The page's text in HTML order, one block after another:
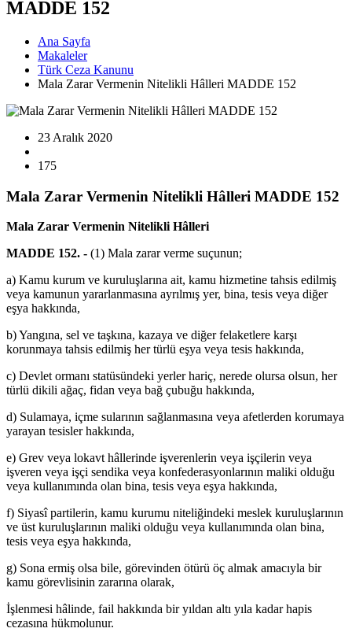
MADDE 152
Ana Sayfa
Makaleler
Türk Ceza Kanunu
Mala Zarar Vermenin Nitelikli Hâlleri MADDE 152
23 Aralık 2020
175
Mala Zarar Vermenin Nitelikli Hâlleri MADDE 152
Mala Zarar Vermenin Nitelikli Hâlleri
MADDE 152. - (1) Mala zarar verme suçunun;
a) Kamu kurum ve kuruluşlarına ait, kamu hizmetine tahsis edilmiş
veya kamunun yararlanmasına ayrılmış yer, bina, tesis veya diğer
eşya hakkında,
b) Yangına, sel ve taşkına, kazaya ve diğer felaketlere karşı
korunmaya tahsis edilmiş her türlü eşya veya tesis hakkında,
c) Devlet ormanı statüsündeki yerler hariç, nerede olursa olsun, her
türlü dikili ağaç, fidan veya bağ çubuğu hakkında,
d) Sulamaya, içme sularının sağlanmasına veya afetlerden korumaya
yarayan tesisler hakkında,
e) Grev veya lokavt hâllerinde işverenlerin veya işçilerin veya
işveren veya işçi sendika veya konfederasyonlarının maliki olduğu
veya kullanımında olan bina, tesis veya eşya hakkında,
f) Siyasî partilerin, kamu kurumu niteliğindeki meslek kuruluşlarının
ve üst kuruluşlarının maliki olduğu veya kullanımında olan bina,
tesis veya eşya hakkında,
g) Sona ermiş olsa bile, görevinden ötürü öç almak amacıyla bir
kamu görevlisinin zararına olarak,
İşlenmesi hâlinde, fail hakkında bir yıldan altı yıla kadar hapis
cezasına hükmolunur.